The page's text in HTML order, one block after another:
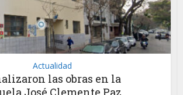
Actualidad
las obras en la
José Clemente Paz,